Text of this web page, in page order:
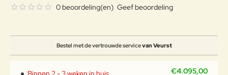
Bestel met de vertrouwde servicevan Veurst
0 beoordeling(en) Geef beoordeling
€4.095,00